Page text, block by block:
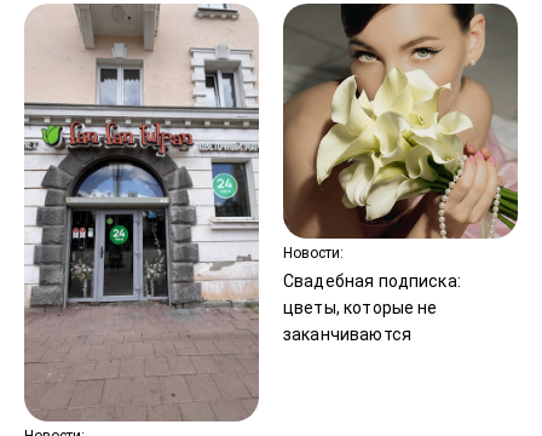
Новости:
Свадебная подписка:
цветы, которые не
заканчиваются